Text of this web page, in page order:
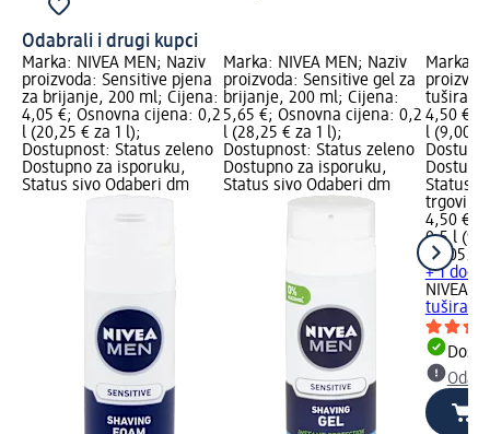
Odabrali i drugi kupci
Marka: NIVEA MEN; Naziv
proizvoda: Sensitive pjena
za brijanje, 200 ml; Cijena:
4,05 €; Osnovna cijena: 0,2
l (20,25 € za 1 l);
Dostupnost: Status zeleno
Dostupno za isporuku,
Status sivo Odaberi dm
Marka: NIVEA MEN; Naziv
proizvoda: Sensitive gel za
brijanje, 200 ml; Cijena:
5,65 €; Osnovna cijena: 0,2
l (28,25 € za 1 l);
Dostupnost: Status zeleno
Dostupno za isporuku,
Status sivo Odaberi dm
Marka:
4,50 €;
l (9,00 €
Status
trgovinu
4,50 €
0,5 l
+ 1
NIVEA